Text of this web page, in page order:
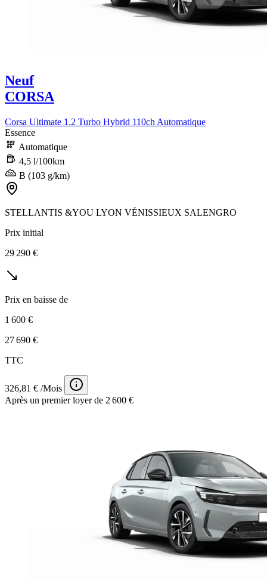
Neuf
CORSA
Corsa Ultimate 1.2 Turbo Hybrid 110ch Automatique
Essence
Automatique
4,5 l/100km
B (103 g/km)
STELLANTIS &YOU LYON VÉNISSIEUX SALENGRO
Prix initial
29 290 €
Prix en baisse de
1 600 €
27 690 €
TTC
326,81 € /Mois
Après un premier loyer de 2 600 €